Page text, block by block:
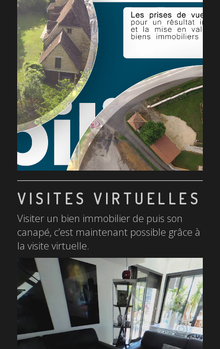
VISITES VIRTUELLES
Visiter un bien immobilier de puis son
canapé, c’est maintenant possible grâce à
la visite virtuelle.